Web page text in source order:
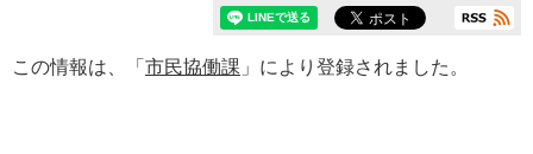
この情報は、「 市民協働課 」により登録されました。